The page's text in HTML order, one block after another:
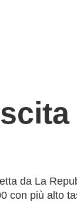
da La
con più alto